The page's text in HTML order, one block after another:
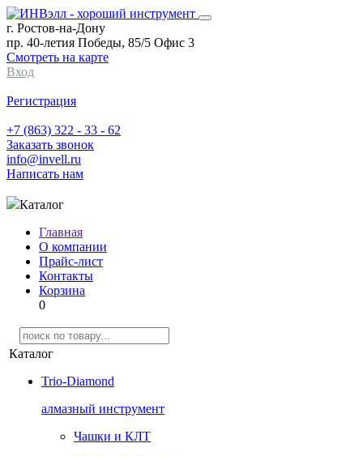
г. Ростов-на-Дону
пр. 40-летия Победы, 85/5 Офис 3
Смотреть на карте
Вход
Регистрация
+7 (863) 322 - 33 - 62
Заказать звонок
info@invell.ru
Написать нам
Каталог
Главная
О компании
Прайс-лист
Контакты
Корзина
0
Каталог
Trio-Diamond
алмазный инструмент
Чашки и КЛТ